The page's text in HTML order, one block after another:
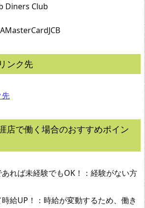
Diners Club
ンク先
先
で働く場合のおすすめポイン
れば未経験でもOK！：経験がない方
給UP！：時給が変動するため、働き